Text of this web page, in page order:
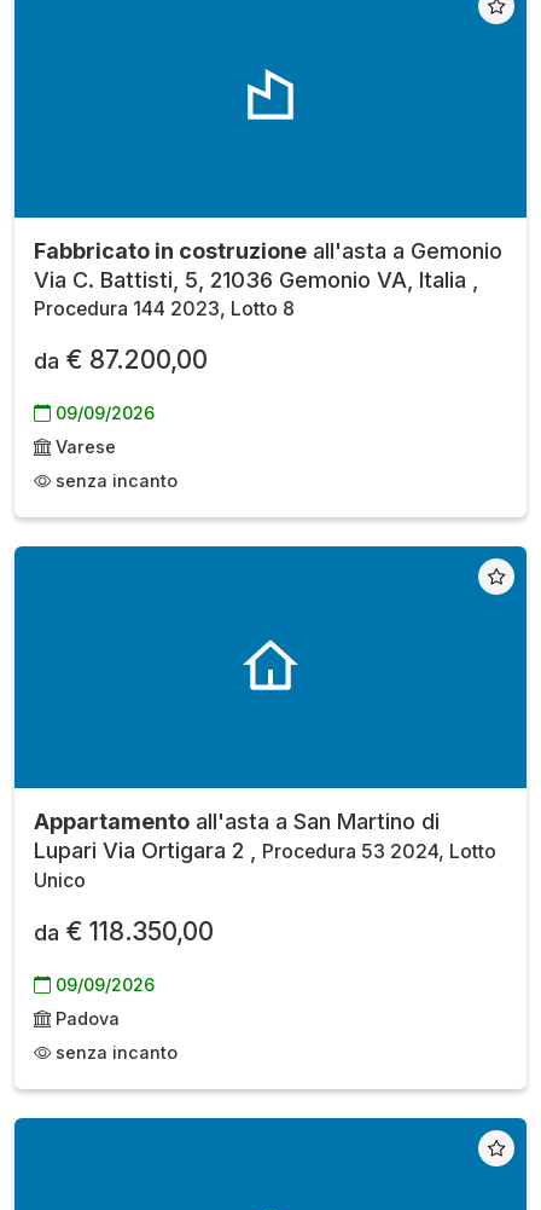
Fabbricato in costruzione all'asta a Gemonio
Via C. Battisti, 5, 21036 Gemonio VA, Italia ,
Procedura 144 2023, Lotto 8
da € 87.200,00
09/09/2026
Varese
senza incanto
Appartamento all'asta a San Martino di
Lupari Via Ortigara 2 ,
Procedura 53 2024, Lotto
Unico
da € 118.350,00
09/09/2026
Padova
senza incanto